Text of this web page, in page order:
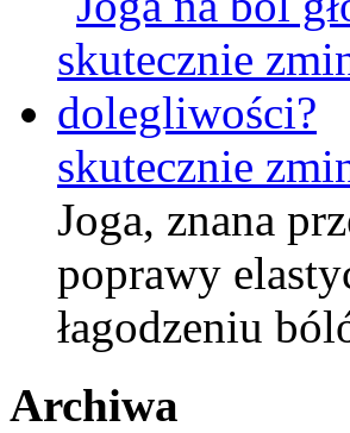
skutecznie
Joga, znana
poprawy
łagodzeniu
Archiwa